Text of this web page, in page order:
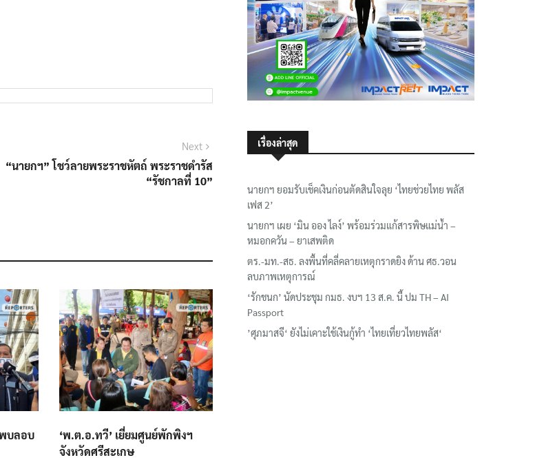
Next
“นายกฯ” โชว์ลายพระราชหัตถ์ พระราชดำรัส
“รัชกาลที่ 10”
บลอบ
‘พ.ต.อ.ทวี’ เยี่ยมศูนย์พักพิงฯ
จังหวัดศรีสะเกษ
เรื่องล่าสุด
นายกฯ ยอมรับเช็คเงินก่อนตัดสินใจลุย ‘ไทยช่วยไทย พลัส
เฟส 2’
นายกฯ เผย ‘มิน ออง ไลง์’ พร้อมร่วมแก้สารพิษแม่น้ำ –
หมอกควัน – ยาเสพติด
ตร.-มท.-สธ. ลงพื้นที่คลี่คลายเหตุกราดยิง ด้าน ศธ.วอน
ลบภาพเหตุการณ์
‘รักชนก’ นัดประชุม กมธ. งบฯ 13 ส.ค. นี้ ปม TH – AI
Passport
’ศุภมาสจี‘ ยังไม่เคาะใช้เงินกู้ทำ ‘ไทยเที่ยวไทยพลัส‘